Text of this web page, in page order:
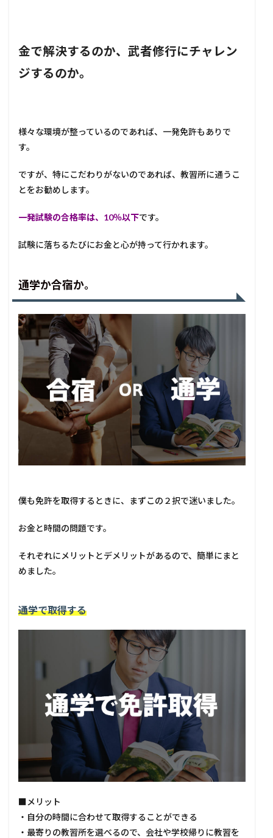
金で解決するのか、武者修行にチャレン
ジするのか。
様々な環境が整っているのであれば、一発免許もありで
す。
ですが、特にこだわりがないのであれば、教習所に通うこ
とをお勧めします。
一発試験の合格率は、10％以下です。
試験に落ちるたびにお金と心が持って行かれます。
通学か合宿か。
僕も免許を取得するときに、まずこの２択で迷いました。
お金と時間の問題です。
それぞれにメリットとデメリットがあるので、簡単にまと
めました。
通学で取得する
■メリット
・自分の時間に合わせて取得することができる
・最寄りの教習所を選べるので、会社や学校帰りに教習を